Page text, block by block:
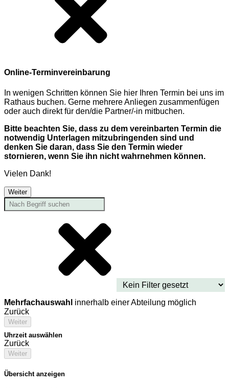
Online-Terminvereinbarung
In wenigen Schritten können Sie hier Ihren Termin bei uns im
Rathaus buchen. Gerne mehrere Anliegen zusammenfügen
oder auch direkt für den/die Partner/-in mitbuchen.
Bitte beachten Sie, dass zu dem vereinbarten Termin die
notwendig Unterlagen mitzubringenden sind und
denken Sie daran, dass Sie den Termin wieder
stornieren, wenn Sie ihn nicht wahrnehmen können.
Vielen Dank!
Weiter
Mehrfachauswahl innerhalb einer Abteilung möglich
Zurück
Weiter
Uhrzeit auswählen
Zurück
Weiter
Übersicht anzeigen